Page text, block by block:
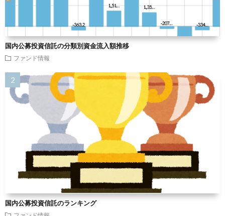
国内公募投資信託の分類別資金流入額推移
ファンド情報
国内公募投資信託のランキング
ファンド情報